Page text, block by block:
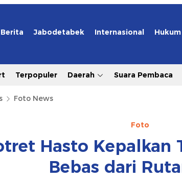
Berita Jabodetabek Internasional Hukum
Terpopuler Daerah Suara Pembaca
Foto News
Foto
Hasto Kepalkan
Bebas dari